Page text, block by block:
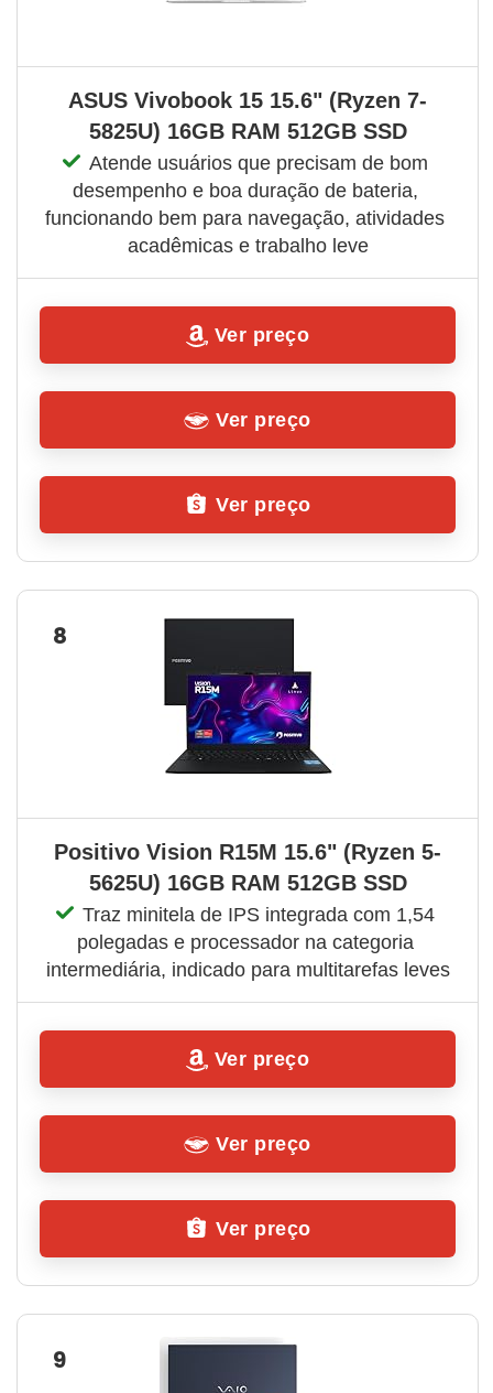
ASUS Vivobook 15 15.6" (Ryzen 7-
5825U) 16GB RAM 512GB SSD
Atende usuários que precisam de bom
desempenho e boa duração de bateria,
funcionando bem para navegação, atividades
acadêmicas e trabalho leve
Ver preço
Ver preço
Ver preço
8
Positivo Vision R15M 15.6" (Ryzen 5-
5625U) 16GB RAM 512GB SSD
Traz minitela de IPS integrada com 1,54
polegadas e processador na categoria
intermediária, indicado para multitarefas leves
Ver preço
Ver preço
Ver preço
9